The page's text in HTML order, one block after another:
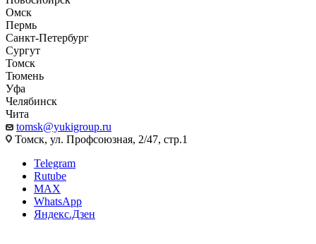
Омск
Пермь
Санкт-Петербург
Сургут
Томск
Тюмень
Уфа
Челябинск
Чита
tomsk@yukigroup.ru
Томск, ул. Профсоюзная, 2/47, стр.1
Telegram
Rutube
MAX
WhatsApp
Яндекс.Дзен